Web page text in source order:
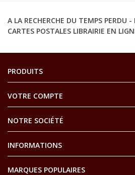
A LA RECHERCHE DU TEMPS PERDU -
CARTES POSTALES LIBRAIRIE EN
PRODUITS
VOTRE COMPTE
NOTRE SOCIÉTÉ
INFORMATIONS
MARQUES POPULAIRES